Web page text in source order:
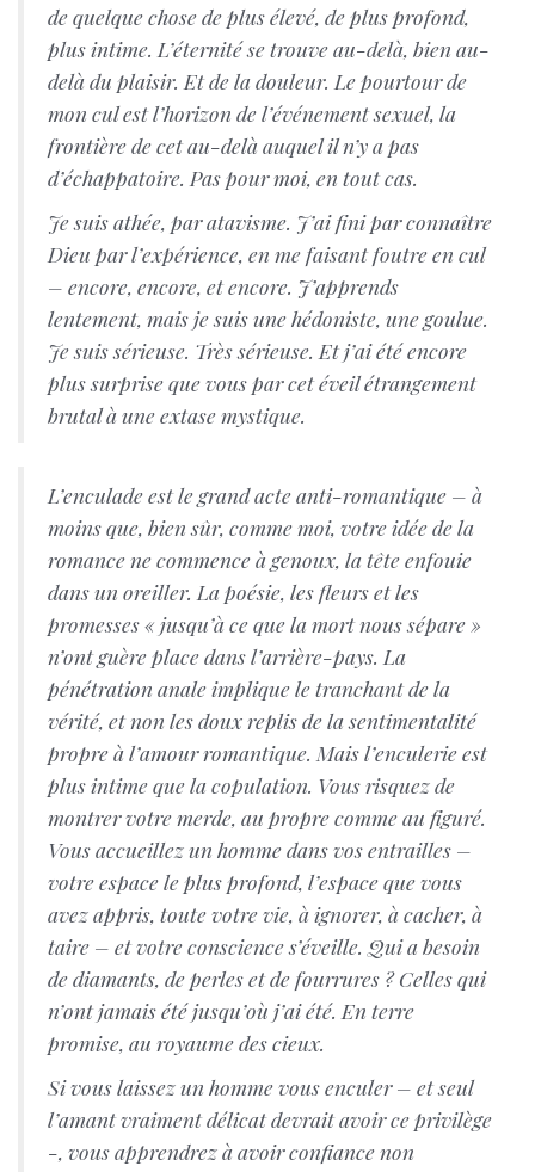
de quelque chose de plus élevé, de plus profond,
plus intime. L’éternité se trouve au-delà, bien au-
delà du plaisir. Et de la douleur. Le pourtour de
mon cul est l’horizon de l’événement sexuel, la
frontière de cet au-delà auquel il n’y a pas
d’échappatoire. Pas pour moi, en tout cas.
Je suis athée, par atavisme. J’ai fini par connaître
Dieu par l’expérience, en me faisant foutre en cul
– encore, encore, et encore. J’apprends
lentement, mais je suis une hédoniste, une goulue.
Je suis sérieuse. Très sérieuse. Et j’ai été encore
plus surprise que vous par cet éveil étrangement
brutal à une extase mystique.
L’enculade est le grand acte anti-romantique – à
moins que, bien sûr, comme moi, votre idée de la
romance ne commence à genoux, la tête enfouie
dans un oreiller. La poésie, les fleurs et les
promesses « jusqu’à ce que la mort nous sépare »
n’ont guère place dans l’arrière-pays. La
pénétration anale implique le tranchant de la
vérité, et non les doux replis de la sentimentalité
propre à l’amour romantique. Mais l’enculerie est
plus intime que la copulation. Vous risquez de
montrer votre merde, au propre comme au figuré.
Vous accueillez un homme dans vos entrailles –
votre espace le plus profond, l’espace que vous
avez appris, toute votre vie, à ignorer, à cacher, à
taire – et votre conscience s’éveille. Qui a besoin
de diamants, de perles et de fourrures ? Celles qui
n’ont jamais été jusqu’où j’ai été. En terre
promise, au royaume des cieux.
Si vous laissez un homme vous enculer – et seul
l’amant vraiment délicat devrait avoir ce privilège
-, vous apprendrez à avoir confiance non